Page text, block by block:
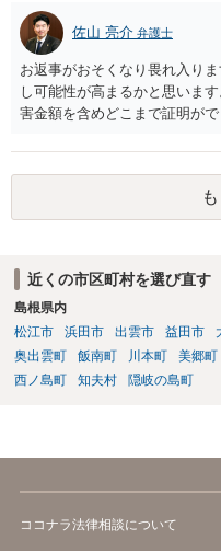
とよいと思います。 お大事に
佐山 亮介 弁護士
お返事がおそくなり畏れ入り
し可能性が高まるかと思いま
害金額を含めどこまで証明が
近くの市区町村を選び直す
島根県内
松江市
浜田市 出雲市 益田市
奥出雲町
飯南町 川本町 美郷町
西ノ島町
知夫村 隠岐の島町
ココナラ法律相談について